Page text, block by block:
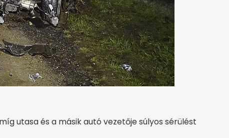
utasa és a másik autó vezetője súlyos sérülést